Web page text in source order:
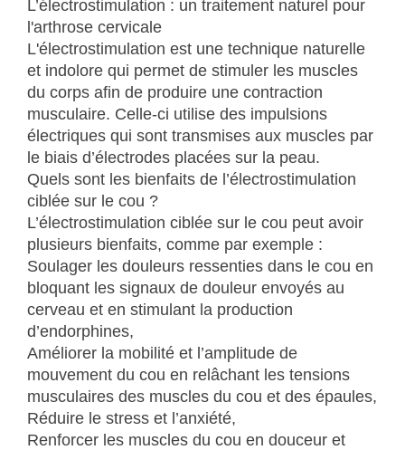
L’électrostimulation : un traitement naturel pour
l'arthrose cervicale
L'électrostimulation est une technique naturelle
et indolore qui permet de stimuler les muscles
du corps afin de produire une contraction
musculaire. Celle-ci utilise des impulsions
électriques qui sont transmises aux muscles par
le biais d’électrodes placées sur la peau.
Quels sont les bienfaits de l’électrostimulation
ciblée sur le cou ?
L’électrostimulation ciblée sur le cou peut avoir
plusieurs bienfaits, comme par exemple :
Soulager les douleurs ressenties dans le cou en
bloquant les signaux de douleur envoyés au
cerveau et en stimulant la production
d’endorphines,
Améliorer la mobilité et l’amplitude de
mouvement du cou en relâchant les tensions
musculaires des muscles du cou et des épaules,
Réduire le stress et l’anxiété,
Renforcer les muscles du cou en douceur et